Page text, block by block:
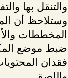
والتنقل بها
وستلاحظ أن
المخططات
ضبط موضع
فقدان
واللصق.